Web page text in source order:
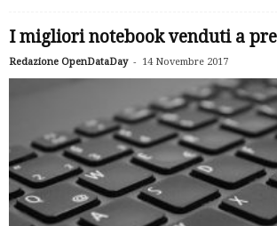
I migliori notebook venduti a
Redazione OpenDataDay - 14 Novembre 2017